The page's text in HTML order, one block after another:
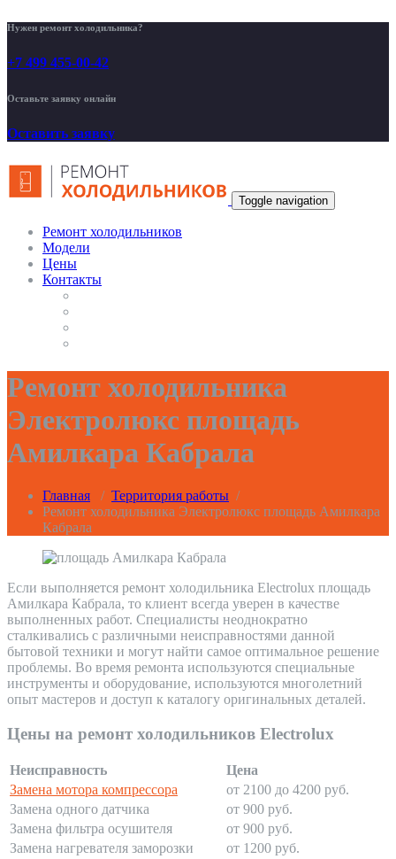
Нужен ремонт холодильника?
+7 499 455-00-42
Оставьте заявку онлайн
Оставить заявку
Toggle navigation
Ремонт холодильников
Модели
Цены
Контакты
Ремонт холодильника
Электролюкс площадь
Амилкара Кабрала
Главная / Территория работы /
Ремонт холодильника Электролюкс площадь Амилкара
Кабрала
Если выполняется ремонт холодильника Electrolux площадь
Амилкара Кабрала, то клиент всегда уверен в качестве
выполненных работ. Специалисты неоднократно
сталкивались с различными неисправностями данной
бытовой техники и могут найти самое оптимальное решение
проблемы. Во время ремонта используются специальные
инструменты и оборудование, используются многолетний
опыт мастеров и доступ к каталогу оригинальных деталей.
Цены на ремонт холодильников Electrolux
Неисправность
Цена
Замена мотора компрессора
от 2100 до 4200 руб.
Замена одного датчика
от 900 руб.
Замена фильтра осушителя
от 900 руб.
Замена нагревателя заморозки
от 1200 руб.